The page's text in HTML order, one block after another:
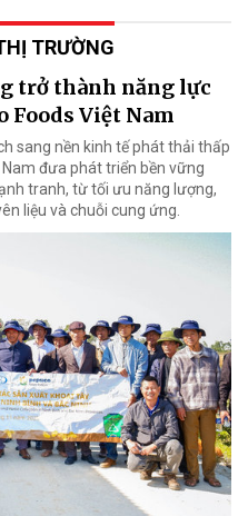
TRƯỜNG
trở thành năng lực
Foods Việt Nam
sang nền kinh tế phát thải thấp
đưa phát triển bền vững
tranh, từ tối ưu năng lượng,
liệu và chuỗi cung ứng.